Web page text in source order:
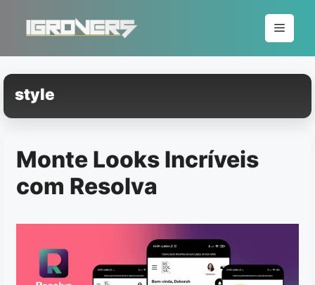
conteúdo
Menu
style
Monte Looks Incríveis
com Resolva